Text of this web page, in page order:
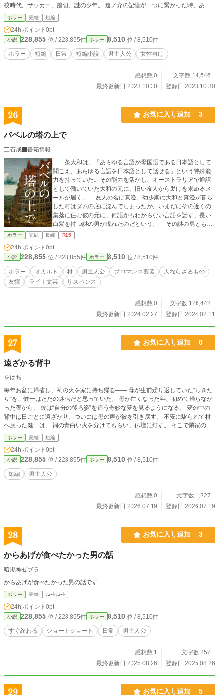
校時代、サッカー、踏切、謎の少年。 進ノ介の記憶が一つに繋がった時、あの
日のヤクソクが果たされる。
ホラー 完結 短編
24h.ポイント 0pt
小説 228,855 位 / 228,855件 ホラー 8,510 位 / 8,510件
ホラー 短編 日常 短編小説 男主人公 女性向け
感想数 0
文字数 14,546
最終更新日 2023.10.30
登録日 2023.10.30
26 お気に入り追加 3
バベルの塔の上で
三石成
書籍情報
一条大和は、『あらゆる言語が母国語である日本語として
聞こえ、あらゆる言語を日本語として話せる』という特殊能
力を持っていた。その能力を活かし、オーストラリアで通訳
として働いていた大和の元に、旧い友人から助けを求めるメ
ールが届く。 友人の名は真澄。幼少期に大和と真澄が暮ら
した村はダムの底に沈んでしまったが、いまだにその近くの
集落に住む彼の元に、何語かもわからない言語を話す、長い
白髪を持つ謎の男が現れたのだという。 その謎の男とも、
自分ならば話せるだろうという確信を持った大和は、真澄の
求めに応じて、日本へと帰国する——。
ホラー 完結 長編 R15
24h.ポイント 0pt
小説 228,855 位 / 228,855件 ホラー 8,510 位 / 8,510件
ホラー オカルト 村 男主人公 ブロマンス要素
人ならざるもの
友情
ライト文芸 サスペンス
感想数 0
文字数 126,442
最終更新日 2024.02.27
登録日 2024.02.11
27 お気に入り追加 0
遠ざかる背中
をはち
毎年お盆に帰省し、祠の火を家に持ち帰る―― 母が生前繰り返していた“しきた
り”を、健一はただの迷信だと思っていた。 母が亡くなった年、初めて帰らなか
った夜から、 彼は“自分の後ろ姿”を追う奇妙な夢を見るようになる。 夢の中の
背中は日ごとに遠ざかり、ついには母の声が彼を引き戻す。 不安に駆られて村
へ戻った健一は、 祠の青白い火を分けてもらい、仏壇に灯す。 そこで隣家の老
女から、村の血筋にまつわる真実を聞かされる。
ホラー 完結 短編
24h.ポイント 0pt
小説 228,855 位 / 228,855件 ホラー 8,510 位 / 8,510件
短編 男主人公
感想数 0
文字数 1,227
最終更新日 2026.07.19
登録日 2026.07.19
28 お気に入り追加 3
からあげが食べたかった男の話
暗黒神ゼブラ
からあげが食べたかった男の話です
ホラー 完結 ｼｮｰﾄｼｮｰﾄ
24h.ポイント 0pt
小説 228,855 位 / 228,855件 ホラー 8,510 位 / 8,510件
すぐ終わる ショートショート 日常 男主人公
感想数 1
文字数 257
最終更新日 2025.08.26
登録日 2025.08.26
29 お気に入り追加 5